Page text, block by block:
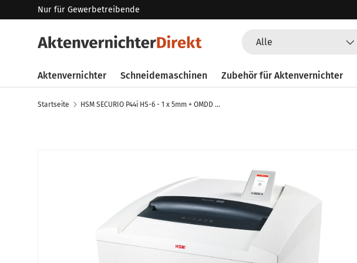
Direkt zum Inhalt
Nur für Gewerbetreibende
Suchen
Alle
Aktenvernichter Schneidemaschinen Zubehör für Aktenvernichter
Startseite HSM SECURIO P44i HS-6 - 1 x 5mm + OMDD + Metallerkennung Aktenvernichter